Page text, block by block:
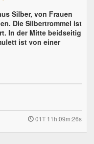
Silber, von Frauen
Die Silbertrommel ist
In der Mitte beidseitig
ist von einer
01T 11h:09m:25s